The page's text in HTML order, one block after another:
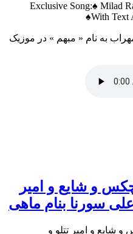
Exclusive Song:♠ Milad
♠With Text
به نام « مبهم » در موزیک
و شایع و امیر
علی سورنا بنام ماهی